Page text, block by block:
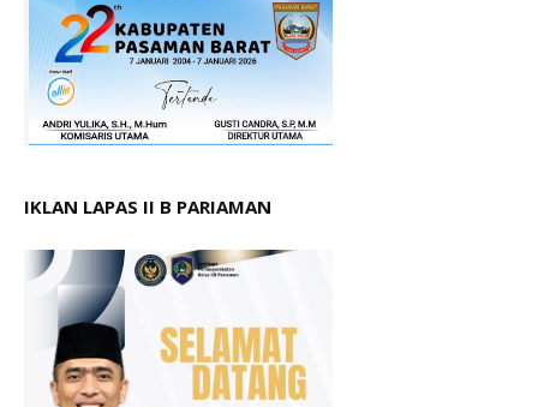
IKLAN LAPAS II B PARIAMAN